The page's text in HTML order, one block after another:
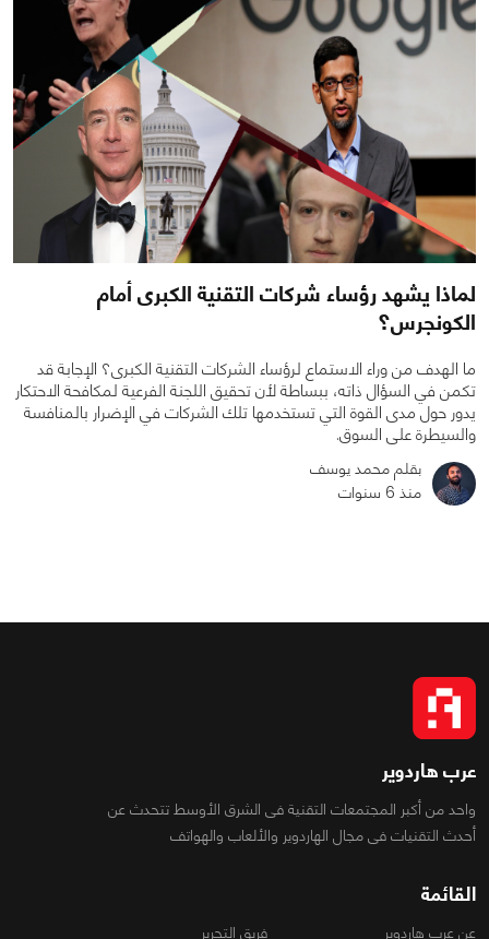
2599
لماذا يشهد رؤساء شركات التقنية الكبرى أمام
الكونجرس؟
ما الهدف من وراء الاستماع لرؤساء الشركات التقنية الكبرى؟ الإجابة قد
تكمن في السؤال ذاته، ببساطة لأن تحقيق اللجنة الفرعية لمكافحة الاحتكار
يدور حول مدى القوة التي تستخدمها تلك الشركات في الإضرار بالمنافسة
والسيطرة على السوق.
بقلم محمد يوسف
منذ 6 سنوات
عرب هاردوير
واحد من أكبر المجتمعات التقنية فى الشرق الأوسط تتحدث عن
أحدث التقنيات فى مجال الهاردوير والألعاب والهواتف
القائمة
عن عرب هاردوير فريق التحرير